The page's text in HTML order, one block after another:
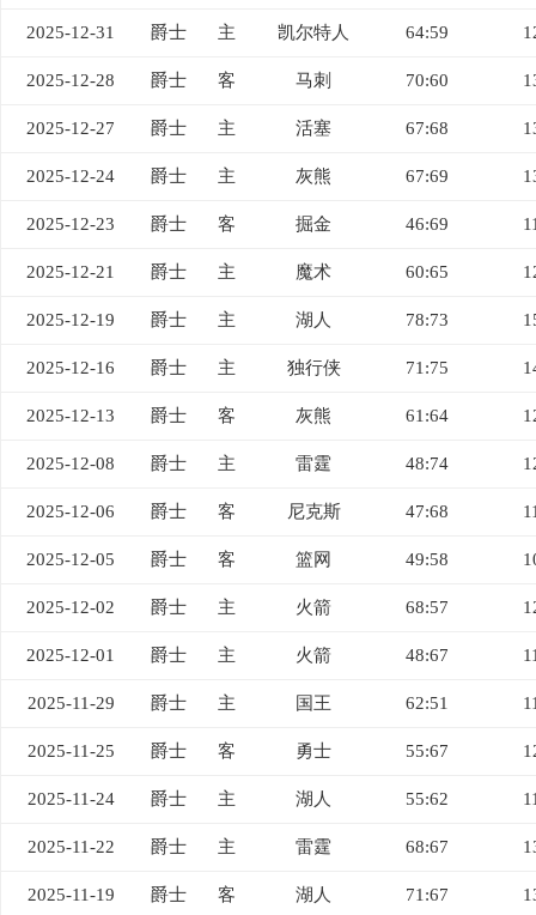
2025-12-31 爵士 主 凯尔特人 64:59
2025-12-28 爵士 客 马刺 70:60
2025-12-27 爵士 主 活塞 67:68
2025-12-24 爵士 主 灰熊 67:69
2025-12-23 爵士 客 掘金 46:69
2025-12-21 爵士 主 魔术 60:65
2025-12-19 爵士 主 湖人 78:73
2025-12-16 爵士 主 独行侠 71:75
2025-12-13 爵士 客 灰熊 61:64
2025-12-08 爵士 主 雷霆 48:74
2025-12-06 爵士 客 尼克斯 47:68
2025-12-05 爵士 客 篮网 49:58
2025-12-02 爵士 主 火箭 68:57
2025-12-01 爵士 主 火箭 48:67
2025-11-29 爵士 主 国王 62:51
2025-11-25 爵士 客 勇士 55:67
2025-11-24 爵士 主 湖人 55:62
2025-11-22 爵士 主 雷霆 68:67
2025-11-19 爵士 客 湖人 71:67